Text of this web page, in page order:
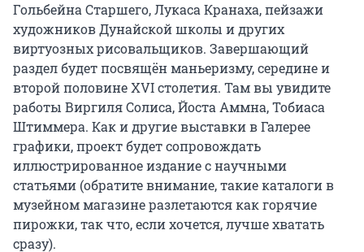
Гольбейна Старшего, Лукаса Кранаха, пейзажи
художников Дунайской школы и других
виртуозных рисовальщиков. Завершающий
раздел будет посвящён маньеризму, середине и
второй половине XVI столетия. Там вы увидите
работы Виргиля Солиса, Йоста Аммна, Тобиаса
Штиммера. Как и другие выставки в Галерее
графики, проект будет сопровождать
иллюстрированное издание с научными
статьями (обратите внимание, такие каталоги в
музейном магазине разлетаются как горячие
пирожки, так что, если хочется, лучше хватать
сразу).